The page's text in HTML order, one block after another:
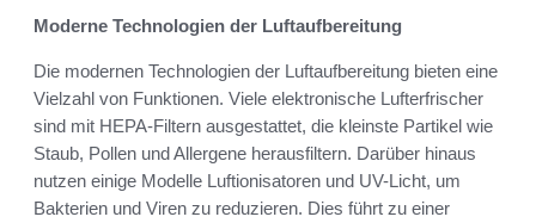
Moderne Technologien der Luftaufbereitung
Die modernen Technologien der Luftaufbereitung bieten eine
Vielzahl von Funktionen. Viele elektronische Lufterfrischer
sind mit HEPA-Filtern ausgestattet, die kleinste Partikel wie
Staub, Pollen und Allergene herausfiltern. Darüber hinaus
nutzen einige Modelle Luftionisatoren und UV-Licht, um
Bakterien und Viren zu reduzieren. Dies führt zu einer